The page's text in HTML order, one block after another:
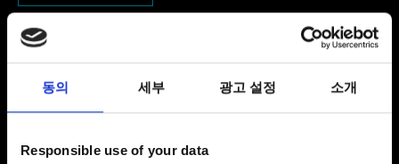
동의 세부 광고 설정 소개
Responsible use of your data
이메일(오타에 주의하세요!)